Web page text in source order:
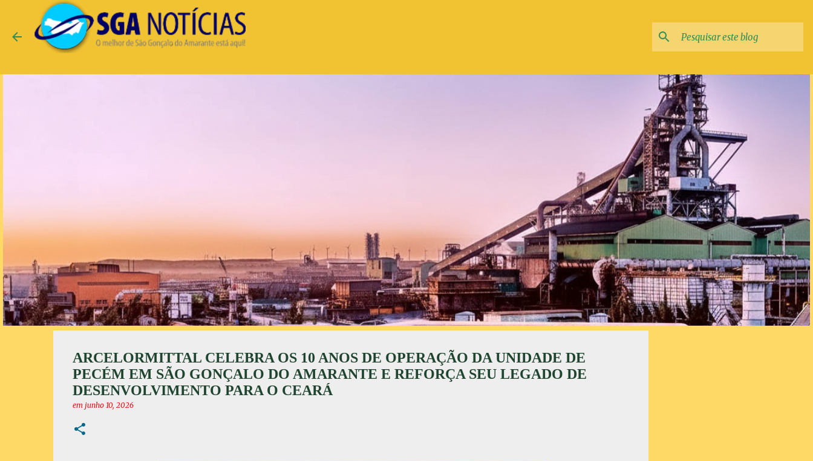
ARCELORMITTAL CELEBRA OS 10 ANOS DE OPERAÇÃO DA UNIDADE DE
PECÉM EM SÃO GONÇALO DO AMARANTE E REFORÇA SEU LEGADO DE
DESENVOLVIMENTO PARA O CEARÁ
em junho 10, 2026